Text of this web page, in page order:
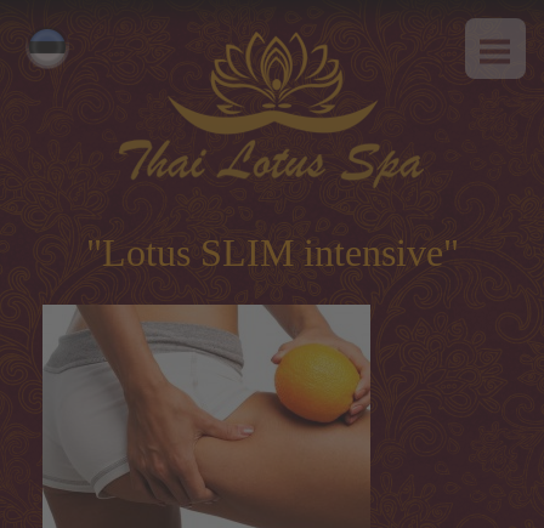
Русский
MEIST
Klassikaline massaaz
SPAa-programmid
Näohooldus
"Lotus SLIM intensive"